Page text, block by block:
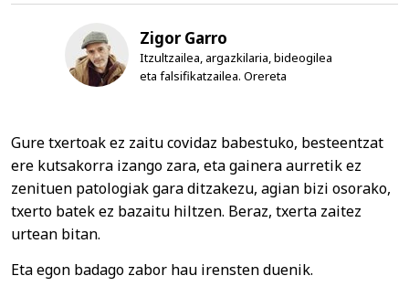
Zigor Garro
Itzultzailea, argazkilaria, bideogilea
eta falsifikatzailea. Orereta
Gure txertoak ez zaitu covidaz babestuko, besteentzat
ere kutsakorra izango zara, eta gainera aurretik ez
zenituen patologiak gara ditzakezu, agian bizi osorako,
txerto batek ez bazaitu hiltzen. Beraz, txerta zaitez
urtean bitan.
Eta egon badago zabor hau irensten duenik.